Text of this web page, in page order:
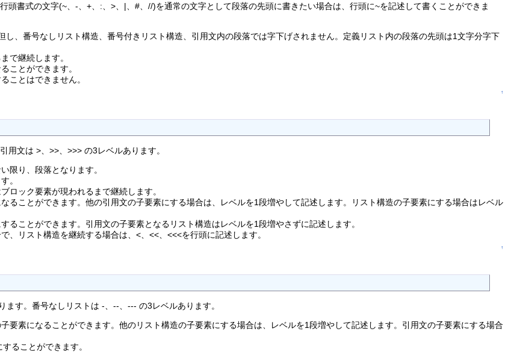
頭書式の文字(~、-、+、:、>、|、#、//)を通常の文字として段落の先頭に書きたい場合は、行頭に~を記述して書くことができま
し、番号なしリスト構造、番号付きリスト構造、引用文内の段落では字下げされません。定義リスト内の段落の先頭は1文字分字下
で継続します。
ことができます。
ことはできません。
↑
用文は >、>>、>>> の3レベルあります。
限り、段落となります。
。
ロック要素が現われるまで継続します。
ることができます。他の引用文の子要素にする場合は、レベルを1段増やして記述します。リスト構造の子要素にする場合はレベル
ることができます。引用文の子要素となるリスト構造はレベルを1段増やさずに記述します。
、リスト構造を継続する場合は、<、<<、<<<を行頭に記述します。
↑
す。番号なしリストは -、--、--- の3レベルあります。
要素になることができます。他のリスト構造の子要素にする場合は、レベルを1段増やして記述します。引用文の子要素にする場合
ることができます。